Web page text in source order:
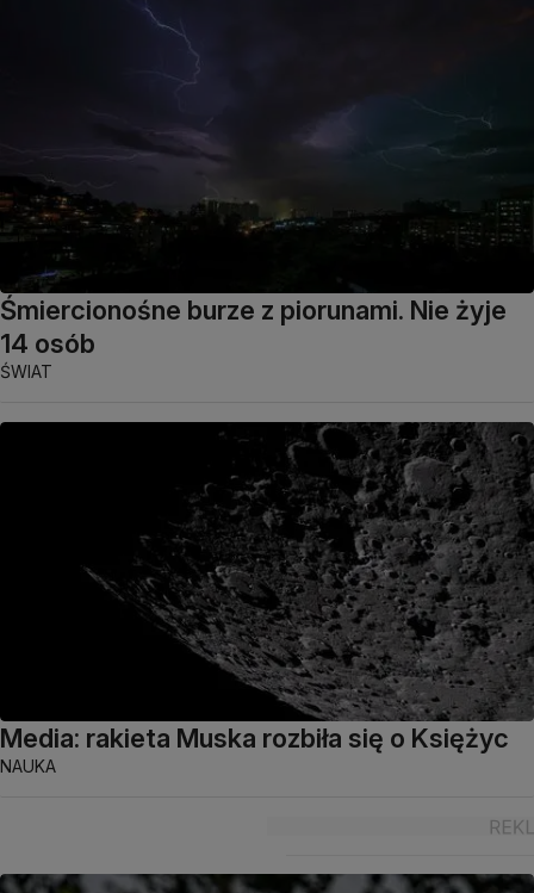
Śmiercionośne burze z piorunami. Nie żyje
14 osób
ŚWIAT
Media: rakieta Muska rozbiła się o Księżyc
NAUKA